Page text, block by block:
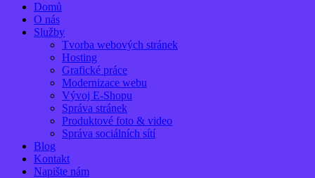
Close
Menu
Domů
O nás
Služby
Tvorba webových stránek
Hosting
Grafické práce
Modernizace webu
Vývoj E-Shopu
Správa stránek
Produktové foto & video
Správa sociálních sítí
Blog
Kontakt
Napište nám